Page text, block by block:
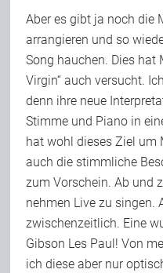
Aber es gibt ja noch die
arrangieren und so
Song hauchen. Dies hat
Virgin“ auch versucht.
denn ihre neue
Stimme und Piano in
hat wohl dieses Ziel um
auch die stimmliche
zum Vorschein. Ab und
nehmen Live zu singen.
zwischenzeitlich. Eine
Gibson Les Paul! Von
ich diese aber nur